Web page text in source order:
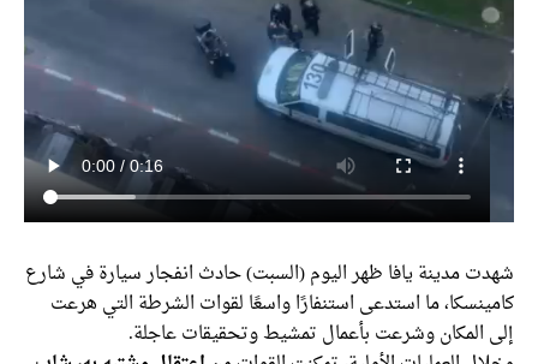
مدينة يافا ظهر اليوم (السبت) حادث انفجار سيارة في شارع
ما استدعى استنفارًا واسعًا لقوات الشرطة التي هرعت
المكان وشرعت بأعمال تمشيط وتحقيقات عاجلة.